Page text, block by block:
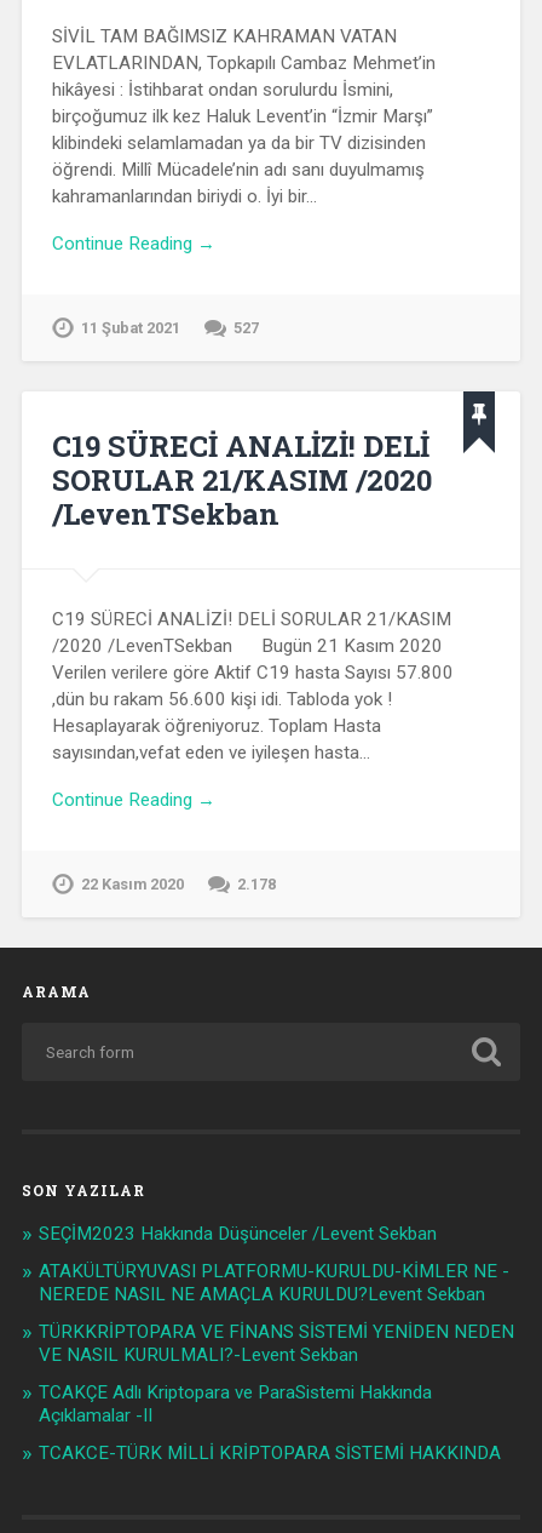
SİVİL TAM BAĞIMSIZ KAHRAMAN VATAN
EVLATLARINDAN, Topkapılı Cambaz Mehmet’in
hikâyesi : İstihbarat ondan sorulurdu İsmini,
birçoğumuz ilk kez Haluk Levent’in “İzmir Marşı”
klibindeki selamlamadan ya da bir TV dizisinden
öğrendi. Millî Mücadele’nin adı sanı duyulmamış
kahramanlarından biriydi o. İyi bir…
Continue Reading →
11 Şubat 2021 527
C19 SÜRECİ ANALİZİ! DELİ
SORULAR 21/KASIM /2020
/LevenTSekban
C19 SÜRECİ ANALİZİ! DELİ SORULAR 21/KASIM
/2020 /LevenTSekban Bugün 21 Kasım 2020
Verilen verilere göre Aktif C19 hasta Sayısı 57.800
,dün bu rakam 56.600 kişi idi. Tabloda yok !
Hesaplayarak öğreniyoruz. Toplam Hasta
sayısından,vefat eden ve iyileşen hasta…
Continue Reading →
22 Kasım 2020 2.178
ARAMA
SON YAZILAR
SEÇİM2023 Hakkında Düşünceler /Levent Sekban
ATAKÜLTÜRYUVASI PLATFORMU-KURULDU-KİMLER NE -
NEREDE NASIL NE AMAÇLA KURULDU?Levent Sekban
TÜRKKRİPTOPARA VE FİNANS SİSTEMİ YENİDEN NEDEN
VE NASIL KURULMALI?-Levent Sekban
TCAKÇE Adlı Kriptopara ve ParaSistemi Hakkında
Açıklamalar -II
TCAKCE-TÜRK MİLLİ KRİPTOPARA SİSTEMİ HAKKINDA